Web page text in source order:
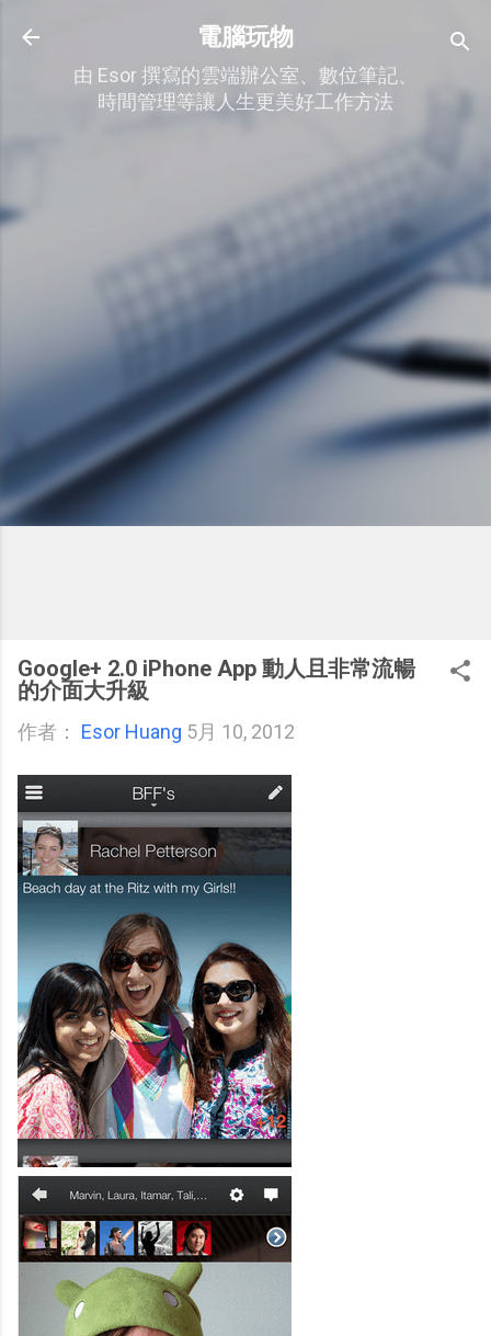
跳到主要內容
電腦玩物
由 Esor 撰寫的雲端辦公室、數位筆記、
時間管理等讓人生更美好工作方法
Google+ 2.0 iPhone App 動人且非常流暢
的介面大升級
作者： Esor Huang 5月 10, 2012